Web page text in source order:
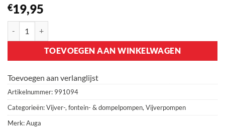
€19,95
TOEVOEGEN AAN WINKELWAGEN
Toevoegen aan verlanglijst
Artikelnummer: 991094
Categorieën:Vijver-, fontein- & dompelpompen, Vijverpompen
Merk:Auga